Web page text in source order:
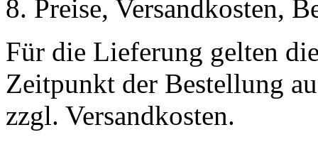
8. Preise, Versandkosten,
Für die Lieferung gelten
Zeitpunkt der Bestellung
zzgl. Versandkosten.